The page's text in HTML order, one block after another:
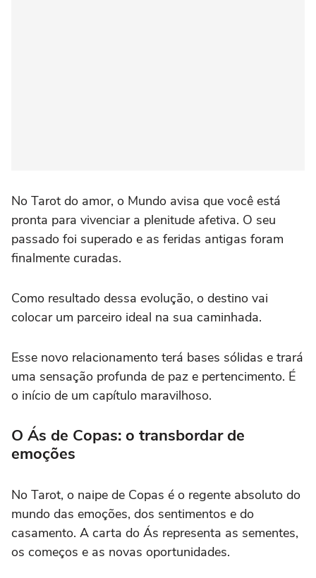
No Tarot do amor, o Mundo avisa que você está
pronta para vivenciar a plenitude afetiva. O seu
passado foi superado e as feridas antigas foram
finalmente curadas.
Como resultado dessa evolução, o destino vai
colocar um parceiro ideal na sua caminhada.
Esse novo relacionamento terá bases sólidas e trará
uma sensação profunda de paz e pertencimento. É
o início de um capítulo maravilhoso.
O Ás de Copas: o transbordar de
emoções
No Tarot, o naipe de Copas é o regente absoluto do
mundo das emoções, dos sentimentos e do
casamento. A carta do Ás representa as sementes,
os começos e as novas oportunidades.